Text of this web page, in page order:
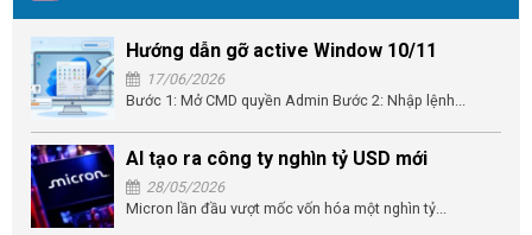
Hướng dẫn gỡ active Window 10/11
17/06/2026
Bước 1: Mở CMD quyền Admin Bước 2: Nhập lệnh...
AI tạo ra công ty nghìn tỷ USD mới
28/05/2026
Micron lần đầu vượt mốc vốn hóa một nghìn tỷ...